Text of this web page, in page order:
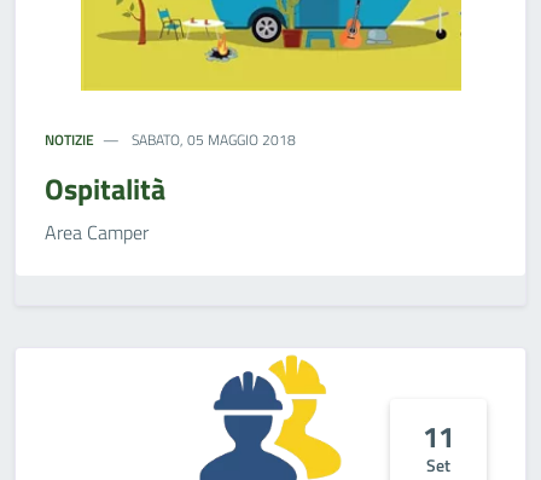
NOTIZIE SABATO, 05 MAGGIO 2018
Ospitalità
Area Camper
11
Set